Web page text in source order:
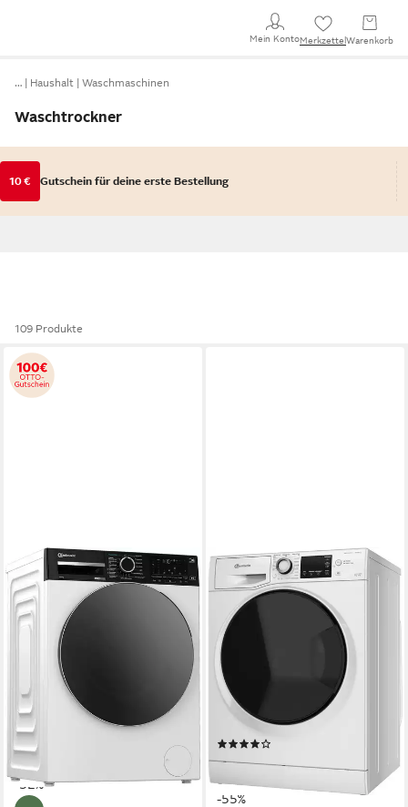
Mein KontoMerkzettel Warenkorb
… Haushalt Waschmaschinen
Waschtrockner
10 € Gutschein für deine erste Bestellung
109 Produkte
BAUKNECHT
Waschtrockner BWT 106A3C
BC
Kapazität Waschen
Kapazität Trocknen
76 dB(A)
Wasch-Zyklus
Produktdatenblatt
Wasch-Trocken-Zyklus
Produktdatenblatt
669,00 €
19,42 €
-32%
BAUKNECHT
Waschtrockner WT Super
Eco 96S 41 N
9 kg
6 kg
75 dB(A)
Betriebsgeräusch
Wasch-Zyklus
Produktdatenblatt
Wasch-Trocken-Zyklus
Produktdatenblatt
499,00 € UVP
-55%